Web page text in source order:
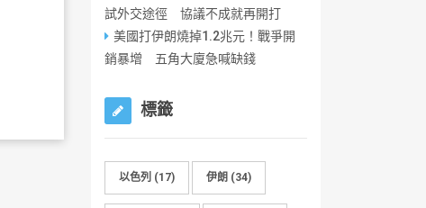
試外交途徑 協議不成就再開打
美國打伊朗燒掉1.2兆元！戰爭開
銷暴增 五角大廈急喊缺錢
標籤
以色列 (17) 伊朗 (34)